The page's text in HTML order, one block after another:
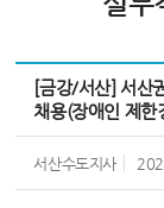
[금강/서산] 서산
채용(장애인 제한
서산수도지사